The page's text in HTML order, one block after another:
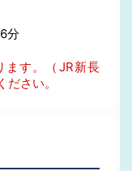
分
ます。（JR新長
さい。